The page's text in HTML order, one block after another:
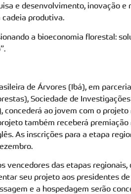
e desenvolvimento, inovação e
produtiva.
a bioeconomia florestal:
de Árvores (Ibá), em
Sociedade de
ao jovem com o
também receberá
As inscrições para a etapa
vencedores das etapas
seu projeto aos presidentes
e a hospedagem serão